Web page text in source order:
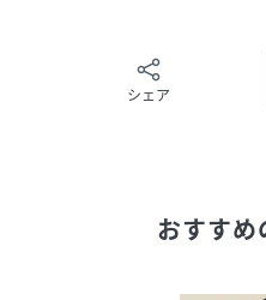
シェア
おすすめ